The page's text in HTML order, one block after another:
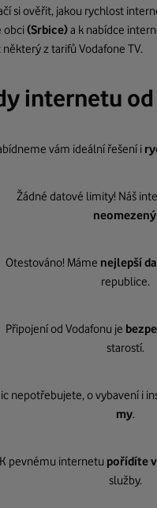
si ověřit, jakou rychlost
obci(Srbice)a k nabídce
z tarifů Vodafone TV.
internetu
vám ideální řešení i
Žádné datové limity! Náš
neomezený
Otestováno! Máme nejlepší
republice.
Připojení od Vodafonu je
starostí.
nepotřebujete, o vybavení i
my.
K pevnému internetu pořídíte
služby.